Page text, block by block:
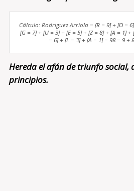
Cálculo: Rodriguez Arriola = [R = 9] + [O =
[G = 7] + [U = 3] + [E = 5] + [Z = 8] + [A = 1]
= 6] + [L = 3] + [A = 1] = 98 = 9 +
Hereda el afán de triunfo social,
principios.